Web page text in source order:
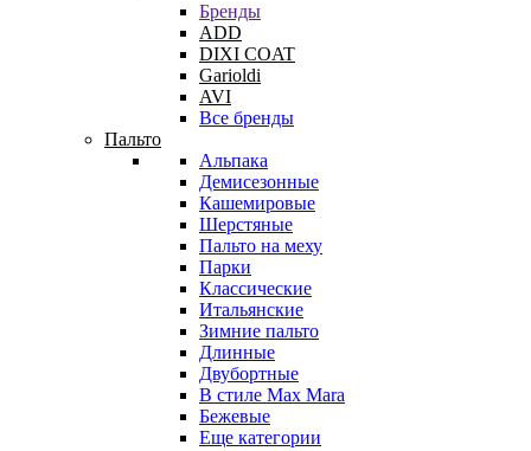
Бренды
ADD
DIXI COAT
Garioldi
AVI
Все бренды
Пальто
Альпака
Демисезонные
Кашемировые
Шерстяные
Пальто на меху
Парки
Классические
Итальянские
Зимние пальто
Длинные
Двубортные
В стиле Max Mara
Бежевые
Еще категории